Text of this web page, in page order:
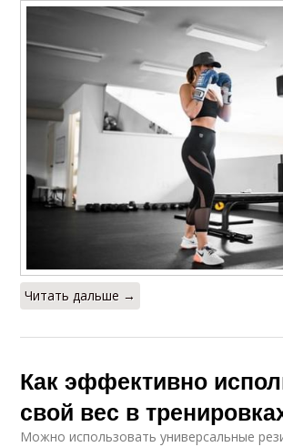
Читать дальше →
Как эффективно
свой вес в
Можно использовать универсальные